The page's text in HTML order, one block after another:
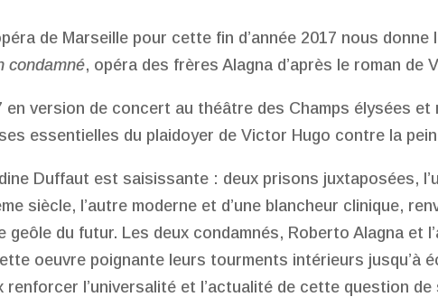
de Marseille pour cette fin d’année 2017 nous donne
condamné, opéra des frères Alagna d’après le roman de
en version de concert au théâtre des Champs élysées et
essentielles du plaidoyer de Victor Hugo contre la
Duffaut est saisissante : deux prisons juxtaposées,
siècle, l’autre moderne et d’une blancheur clinique,
geôle du futur. Les deux condamnés, Roberto Alagna et
oeuvre poignante leurs tourments intérieurs jusqu’à
renforcer l’universalité et l’actualité de cette question de